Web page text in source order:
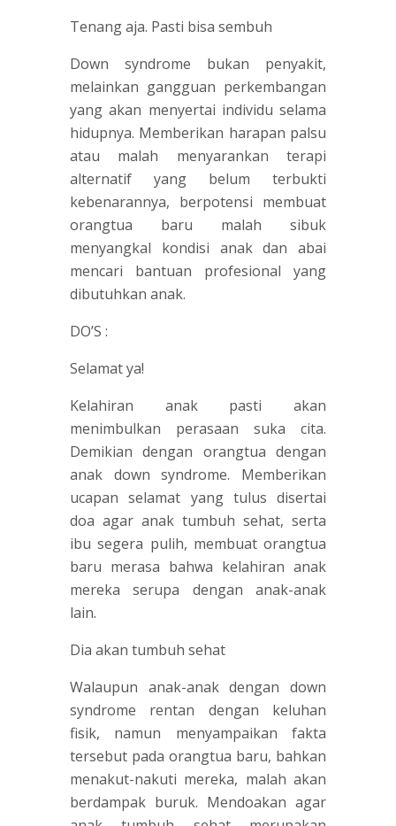
Tenang aja. Pasti bisa sembuh
Down syndrome bukan penyakit,
melainkan gangguan perkembangan
yang akan menyertai individu selama
hidupnya. Memberikan harapan palsu
atau malah menyarankan terapi
alternatif yang belum terbukti
kebenarannya, berpotensi membuat
orangtua baru malah sibuk
menyangkal kondisi anak dan abai
mencari bantuan profesional yang
dibutuhkan anak.
DO’S :
Selamat ya!
Kelahiran anak pasti akan
menimbulkan perasaan suka cita.
Demikian dengan orangtua dengan
anak down syndrome. Memberikan
ucapan selamat yang tulus disertai
doa agar anak tumbuh sehat, serta
ibu segera pulih, membuat orangtua
baru merasa bahwa kelahiran anak
mereka serupa dengan anak-anak
lain.
Dia akan tumbuh sehat
Walaupun anak-anak dengan down
syndrome rentan dengan keluhan
fisik, namun menyampaikan fakta
tersebut pada orangtua baru, bahkan
menakut-nakuti mereka, malah akan
berdampak buruk. Mendoakan agar